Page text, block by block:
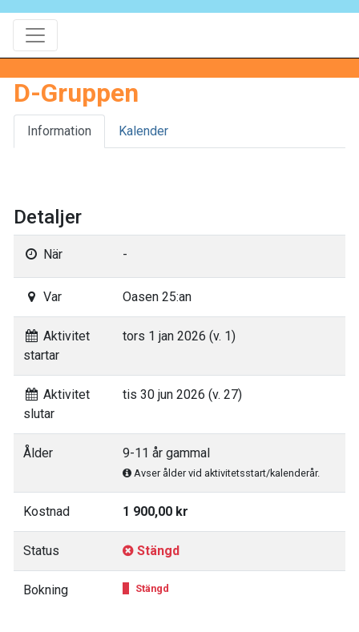
D-Gruppen
Information Kalender
Detaljer
När -
Var Oasen 25:an
Aktivitet
startar
tors 1 jan 2026 (v. 1)
Aktivitet
slutar
tis 30 jun 2026 (v. 27)
Ålder 9-11 år gammal
Avser ålder vid aktivitetsstart/kalenderår.
Kostnad 1 900,00 kr
Status Stängd
Bokning Stängd